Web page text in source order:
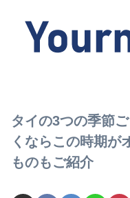
タイの3つの季節
くならこの時期が
ものもご紹介